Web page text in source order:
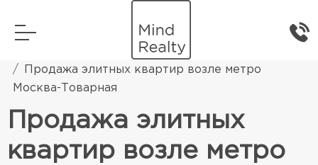
Элитная жилая недвижимость
Продажа элитных квартир возле метро
Москва-Товарная
Продажа элитных
квартир возле метро